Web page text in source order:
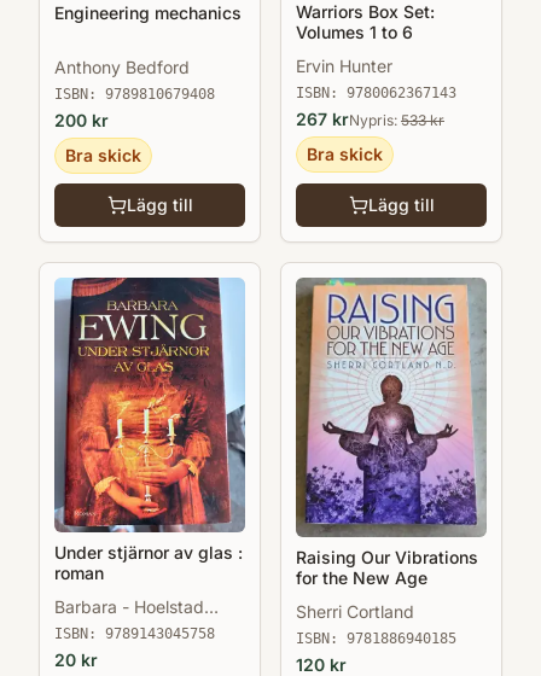
Engineering mechanics
Anthony Bedford
ISBN: 9789810679408
200 kr
Bra skick
Lägg till
Warriors Box Set:
Volumes 1 to 6
Ervin Hunter
ISBN: 9780062367143
267 krNypris: 533kr
Bra skick
Lägg till
Under stjärnor av glas :
roman
Barbara - Hoelstad
Ewing
ISBN: 9789143045758
20 kr
Raising Our Vibrations
for the New Age
Sherri Cortland
ISBN: 9781886940185
120 kr